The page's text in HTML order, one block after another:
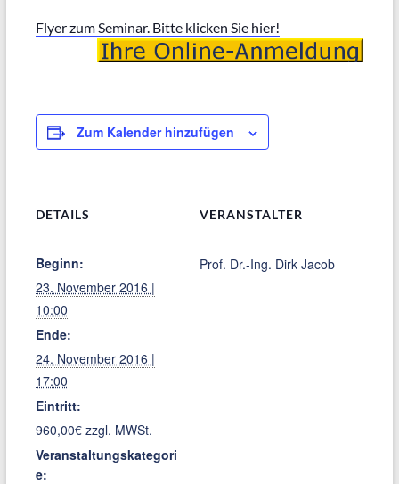
Flyer zum Seminar. Bitte klicken Sie hier!
Zum Kalender hinzufügen
DETAILS
Beginn:
23. November 2016 |
10:00
Ende:
24. November 2016 |
17:00
Eintritt:
960,00€ zzgl. MWSt.
Veranstaltungskategori
e:
VERANSTALTER
Prof. Dr.-Ing. Dirk Jacob